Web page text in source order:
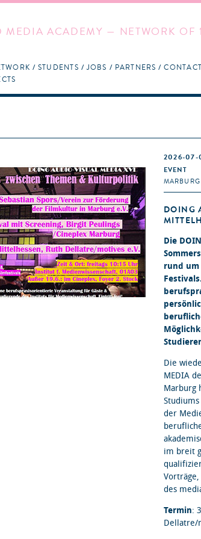
MEDIA ACADEMY — NETWORK OF
STUDENTS JOBS PARTNERS CONTACT
2026-07-
EVENT
MARBURG
DOING
Die
rund um
Die
MEDIA
Marburg
der
im breit
des
Termin:
Dellatre/